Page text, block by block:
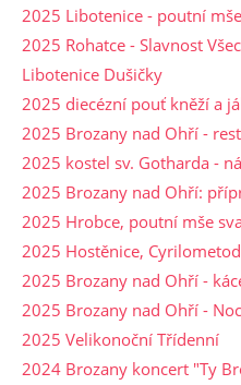
2025 Libotenice - poutní
2025 Rohatce - Slavnost
Libotenice Dušičky
2025 diecézní pouť kněží a
2025 Brozany nad Ohří -
2025 kostel sv. Gotharda -
2025 Brozany nad Ohří:
2025 Hrobce, poutní mše
2025 Hostěnice,
2025 Brozany nad Ohří -
2025 Brozany nad Ohří -
2025 Velikonoční Třídenní
2024 Brozany koncert "Ty